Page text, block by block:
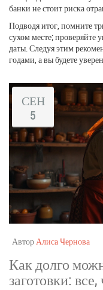
банки не стоит риска
Подводя итог, помните
сухом месте; проверяйте
даты. Следуя этим
годами, а вы будете
СЕН
5
АвторАлиса Чернова
Как долго
заготовки: